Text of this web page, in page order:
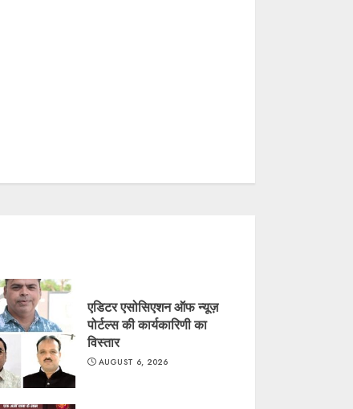
एडिटर एसोसिएशन ऑफ न्यूज़
पोर्टल्स की कार्यकारिणी का
विस्तार
AUGUST 6, 2026